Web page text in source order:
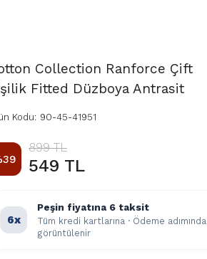
Collection Ranforce Çift
Fitted Düzboya Antrasit
Kodu: 90-45-41951
39
899 TL
549 TL
6x
Peşin fiyatına 6 taksit
Tüm kredi kartlarına · Ödeme adımında
görüntülenir